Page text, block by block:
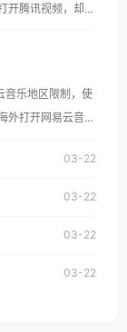
版权限制问题，且
欧洲等国家和地区
音乐地区限制，使
问题
问题，无论人在
03-22
03-22
03-22
03-22